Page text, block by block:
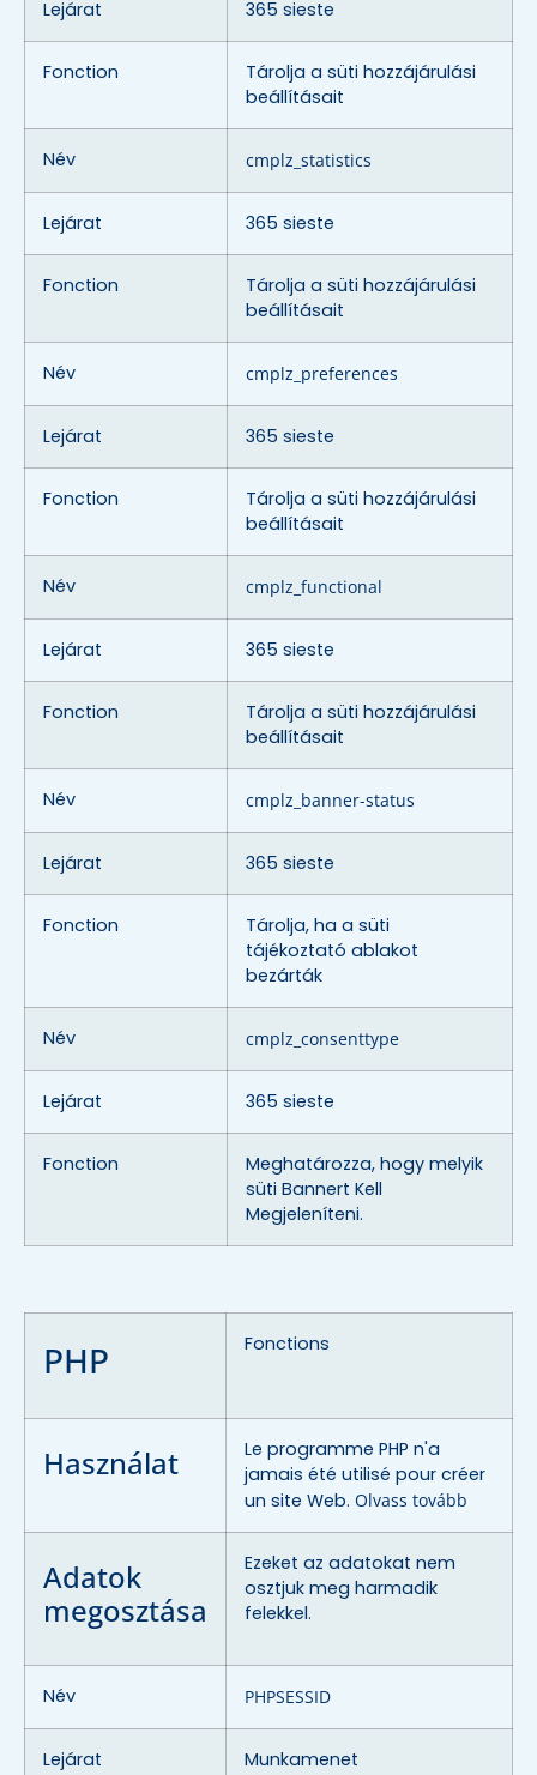
Lejárat 365 sieste
Fonction
Tárolja a süti hozzájárulási
beállításait
Név cmplz_statistics
Lejárat 365 sieste
Fonction
Tárolja a süti hozzájárulási
beállításait
Név cmplz_preferences
Lejárat 365 sieste
Fonction
Tárolja a süti hozzájárulási
beállításait
Név cmplz_functional
Lejárat 365 sieste
Fonction
Tárolja a süti hozzájárulási
beállításait
Név cmplz_banner-status
Lejárat 365 sieste
Fonction
Tárolja, ha a süti
tájékoztató ablakot
bezárták
Név cmplz_consenttype
Lejárat 365 sieste
Fonction
Meghatározza, hogy melyik
süti Bannert Kell
Megjeleníteni.
PHP Fonctions
Használat
Le programme PHP n'a
jamais été utilisé pour créer
un site Web. Olvass tovább
Adatok
megosztása
Ezeket az adatokat nem
osztjuk meg harmadik
felekkel.
Név PHPSESSID
Lejárat Munkamenet